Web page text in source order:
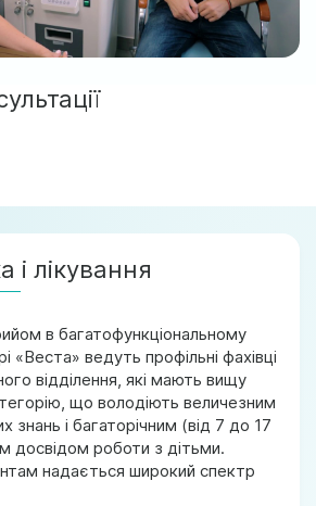
і лікування
в багатофункціональному
«Веста» ведуть профільні фахівці
відділення, які мають вищу
що володіють величезним
знань і багаторічним (від 7 до 17
досвідом роботи з дітьми.
надається широкий спектр